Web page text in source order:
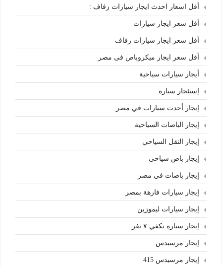
أقل اسعار احدث ايجار سيارات زفاف :
أقل سعر ايجار سيارات
أقل سعر ايجار سيارات زفاف
أقل سعر ايجار ميكروباص فى مصر
أيجار سيارات سياحية
إستئجار سيارة
إيجار أحدث سيارات في مصر
إيجار الباصات السياحية
إيجار النقل السياحي
إيجار باص سياحي
إيجار باصات في مصر
إيجار سيارات فارهة بمصر
إيجار سيارات ليموزين
إيجار سيارة تكفي ٧ نفر
إيجار مرسيدس
إيجار مرسيدس 415